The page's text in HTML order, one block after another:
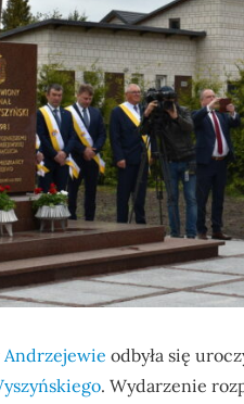
Andrzejewie odbyła się
. Wydarzenie